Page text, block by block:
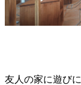
友人の家に遊び